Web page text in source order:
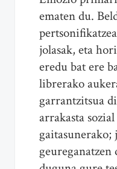
ematen du.
jolasak, eta
eredu bat ere
librerako
garrantzitsua
arrakasta
gaitasunerako;